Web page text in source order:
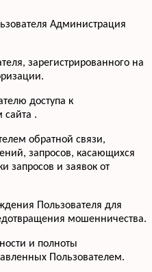
Администрация
зарегистрированного на
доступа к
.
обратной связи,
запросов, касающихся
запросов и заявок от
Пользователя для
мошенничества.
и полноты
Пользователем.